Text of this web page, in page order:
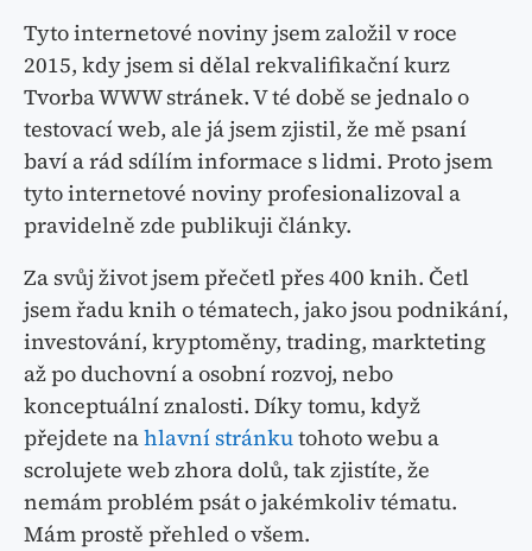
Tyto internetové noviny jsem založil v roce
2015, kdy jsem si dělal rekvalifikační kurz
Tvorba WWW stránek. V té době se jednalo o
testovací web, ale já jsem zjistil, že mě psaní
baví a rád sdílím informace s lidmi. Proto jsem
tyto internetové noviny profesionalizoval a
pravidelně zde publikuji články.
Za svůj život jsem přečetl přes 400 knih. Četl
jsem řadu knih o tématech, jako jsou podnikání,
investování, kryptoměny, trading, markteting
až po duchovní a osobní rozvoj, nebo
konceptuální znalosti. Díky tomu, když
přejdete nahlavní stránkutohoto webu a
scrolujete web zhora dolů, tak zjistíte, že
nemám problém psát o jakémkoliv tématu.
Mám prostě přehled o všem.